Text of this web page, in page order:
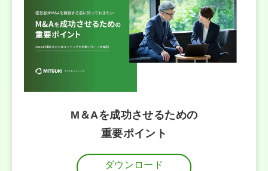
M＆Aを成功させるための
重要ポイント
ダウンロード